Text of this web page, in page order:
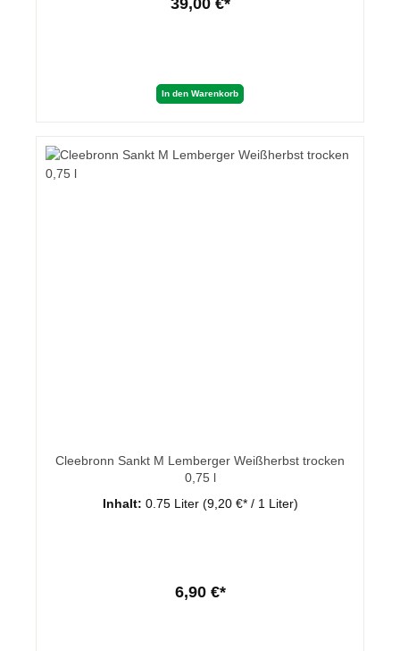
39,00 €*
In den Warenkorb
Cleebronn Sankt M Lemberger Weißherbst trocken
0,75 l
Inhalt: 0.75 Liter (9,20 €* / 1 Liter)
6,90 €*